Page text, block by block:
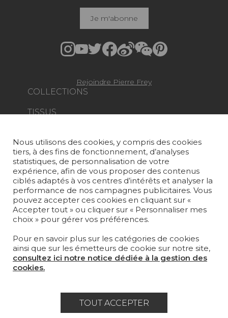
COLLECTIONS
TISSUS
TAPIS ET MOQUETTES
MOBILIER
PROJETS
SUR-MESURE
MAGAZINE
LA MAISON
OÙ NOUS TROUVER ?
Je m'abonne
Rejoindre Pierre Frey
Nous utilisons des cookies, y compris des cookies
tiers, à des fins de fonctionnement, d’analyses
statistiques, de personnalisation de votre
expérience, afin de vous proposer des contenus
ciblés adaptés à vos centres d’intérêts et analyser la
performance de nos campagnes publicitaires. Vous
pouvez accepter ces cookies en cliquant sur «
Accepter tout » ou cliquer sur « Personnaliser mes
choix » pour gérer vos préférences.
Pour en savoir plus sur les catégories de cookies
ainsi que sur les émetteurs de cookie sur notre site,
consultez ici notre notice dédiée à la gestion des
cookies.
TOUT ACCEPTER